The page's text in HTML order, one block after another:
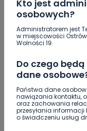
Kto jest
osobowych?
Administratorem jest
w miejscowości
Wolności 19.
Do czego
dane
Państwa dane
nawiązania kontaktu,
oraz zachowania
przesyłania
o świadczeniu usług
HOT REGION
na informacje
06.08.2026 15:32